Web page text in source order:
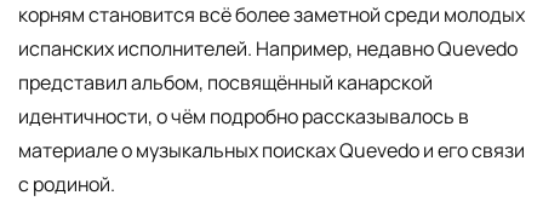
корням становится всё более заметной среди молодых
испанских исполнителей. Например, недавно Quevedo
представил альбом, посвящённый канарской
идентичности, о чём подробно рассказывалось в
материале о музыкальных поисках Quevedo и его связи
с родиной.